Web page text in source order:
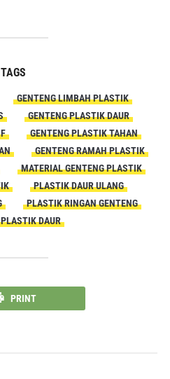
TAGS
GENTENG LIMBAH PLASTIK
GENTENG PLASTIK DAUR
GENTENG PLASTIK TAHAN
GENTENG RAMAH PLASTIK
MATERIAL GENTENG PLASTIK
PLASTIK DAUR ULANG
PLASTIK RINGAN GENTENG
DAUR
PRINT